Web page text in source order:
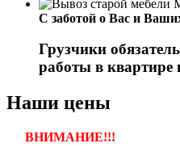
С заботой о Вас и
Грузчики
работы в квартире
Наши цены
ВНИМАНИЕ!!!